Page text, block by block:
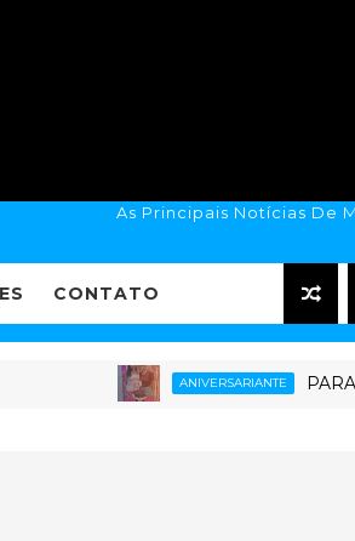
As Principais Notícias De
CONTATO
ANIVERSARIANTE PARABÉNS